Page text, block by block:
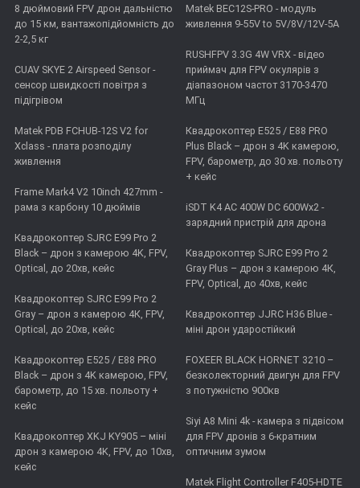
8 дюймовий FPV дрон дальністю
до 15 км, вантажопідйомність до
2-2,5 кг
CUAV SKYE 2 Airspeed Sensor -
сенсор швидкості повітря з
підігрівом
Matek PDB FCHUB-12S V2 for
Xclass - плата розподілу
живлення
Frame Mark4 V2 10inch 427mm -
рама з карбону 10 дюймів
Квадрокоптер SJRC E99 Pro 2
Black – дрон з камерою 4K, FPV,
Optical, до 20хв, кейс
Квадрокоптер SJRC E99 Pro 2
Gray – дрон з камерою 4К, FPV,
Optical, до 20хв, кейс
Квадрокоптер E525 / E88 PRO
Black – дрон з 4K камерою, FPV,
барометр, до 15 хв. польоту +
кейс
Квадрокоптер XKJ KY905 – міні
дрон з камерою 4K, FPV, до 10хв,
кейс
Matek BEC12S-PRO - модуль
живлення 9-55V to 5V/8V/12V-5A
RUSHFPV 3.3G 4W VRX - відео
приймач для FPV окулярів з
діапазоном частот 3170-3470
МГц
Квадрокоптер E525 / E88 PRO
Plus Black – дрон з 4K камерою,
FPV, барометр, до 30 хв. польоту
+ кейс
iSDT K4 AC 400W DC 600Wx2 -
зарядний пристрій для дрона
Квадрокоптер SJRC E99 Pro 2
Gray Plus – дрон з камерою 4К,
FPV, Optical, до 40хв, кейс
Квадрокоптер JJRC H36 Blue -
міні дрон ударостійкий
FOXEER BLACK HORNET 3210 –
безколекторний двигун для FPV
з потужністю 900кв
Siyi A8 Mini 4k - камера з підвісом
для FPV дронів з 6-кратним
оптичним зумом
Matek Flight Controller F405-HDTE